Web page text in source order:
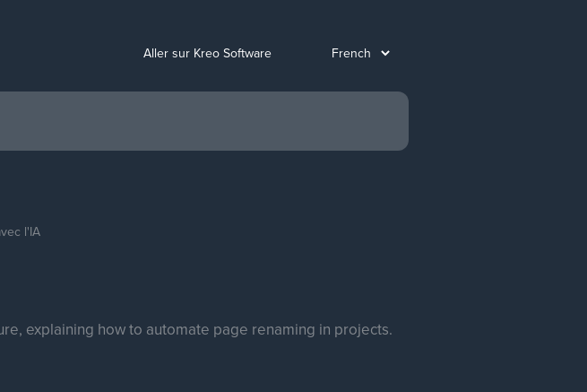
Aller sur Kreo Software
l'IA
explaining how to automate page renaming in projects.